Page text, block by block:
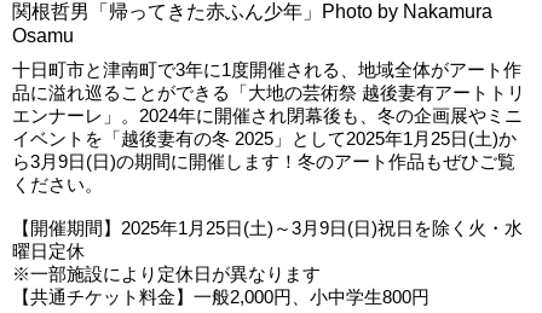
関根哲男「帰ってきた赤ふん少年」Photo by Nakamura
Osamu
十日町市と津南町で3年に1度開催される、地域全体がアート作
品に溢れ巡ることができる「大地の芸術祭 越後妻有アートトリ
エンナーレ」。2024年に開催され閉幕後も、冬の企画展やミニ
イベントを「越後妻有の冬 2025」として2025年1月25日(土)か
ら3月9日(日)の期間に開催します！冬のアート作品もぜひご覧
ください。
【開催期間】2025年1月25日(土)～3月9日(日)祝日を除く火・水
曜日定休
※一部施設により定休日が異なります
【共通チケット料金】一般2,000円、小中学生800円